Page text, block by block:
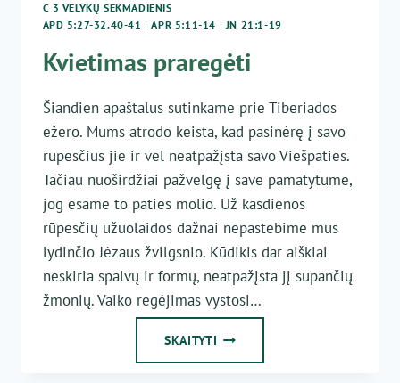
C 3 VELYKŲ SEKMADIENIS
APD 5:27-32.40-41 |APR 5:11-14 |JN 21:1-19
Kvietimas praregėti
Šiandien apaštalus sutinkame prie Tiberiados
ežero. Mums atrodo keista, kad pasinėrę į savo
rūpesčius jie ir vėl neatpažįsta savo Viešpaties.
Tačiau nuoširdžiai pažvelgę į save pamatytume,
jog esame to paties molio. Už kasdienos
rūpesčių užuolaidos dažnai nepastebime mus
lydinčio Jėzaus žvilgsnio. Kūdikis dar aiškiai
neskiria spalvų ir formų, neatpažįsta jį supančių
žmonių. Vaiko regėjimas vystosi…
SKAITYTI KVIETIMAS